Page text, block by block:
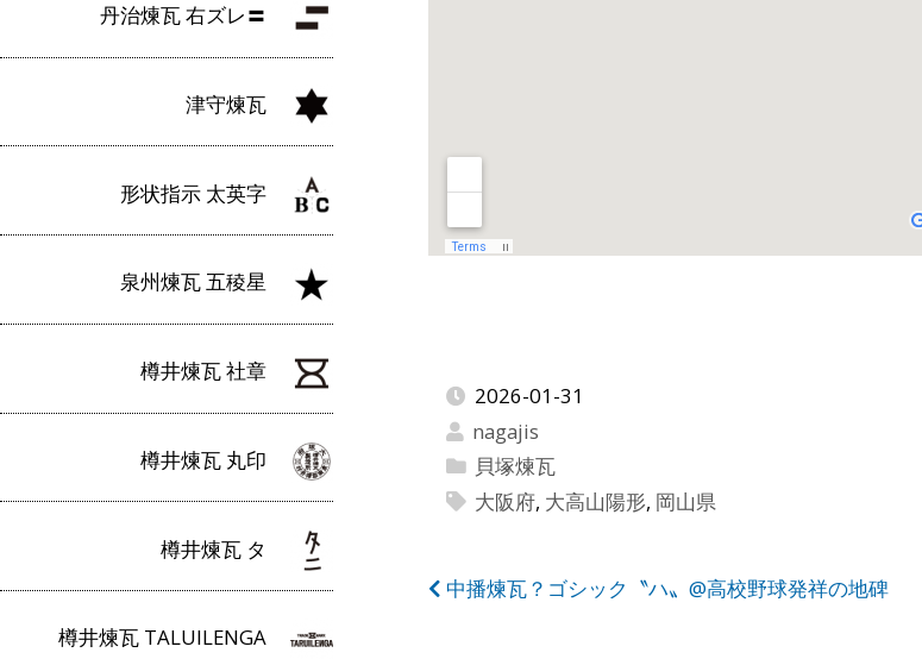
丹治煉瓦 右ズレ〓
津守煉瓦
形状指示 太英字
泉州煉瓦 五稜星
樽井煉瓦 社章
樽井煉瓦 丸印
樽井煉瓦 タ
樽井煉瓦 TALUILENGA
2026-01-31
nagajis
貝塚煉瓦
大阪府, 大高山陽形, 岡山県
投中播煉瓦？ゴシック〝ハ〟@高校野球発祥の地碑